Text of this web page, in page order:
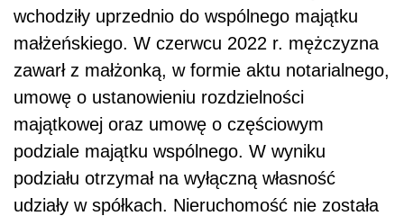
wchodziły uprzednio do wspólnego majątku
małżeńskiego. W czerwcu 2022 r. mężczyzna
zawarł z małżonką, w formie aktu notarialnego,
umowę o ustanowieniu rozdzielności
majątkowej oraz umowę o częściowym
podziale majątku wspólnego. W wyniku
podziału otrzymał na wyłączną własność
udziały w spółkach. Nieruchomość nie została